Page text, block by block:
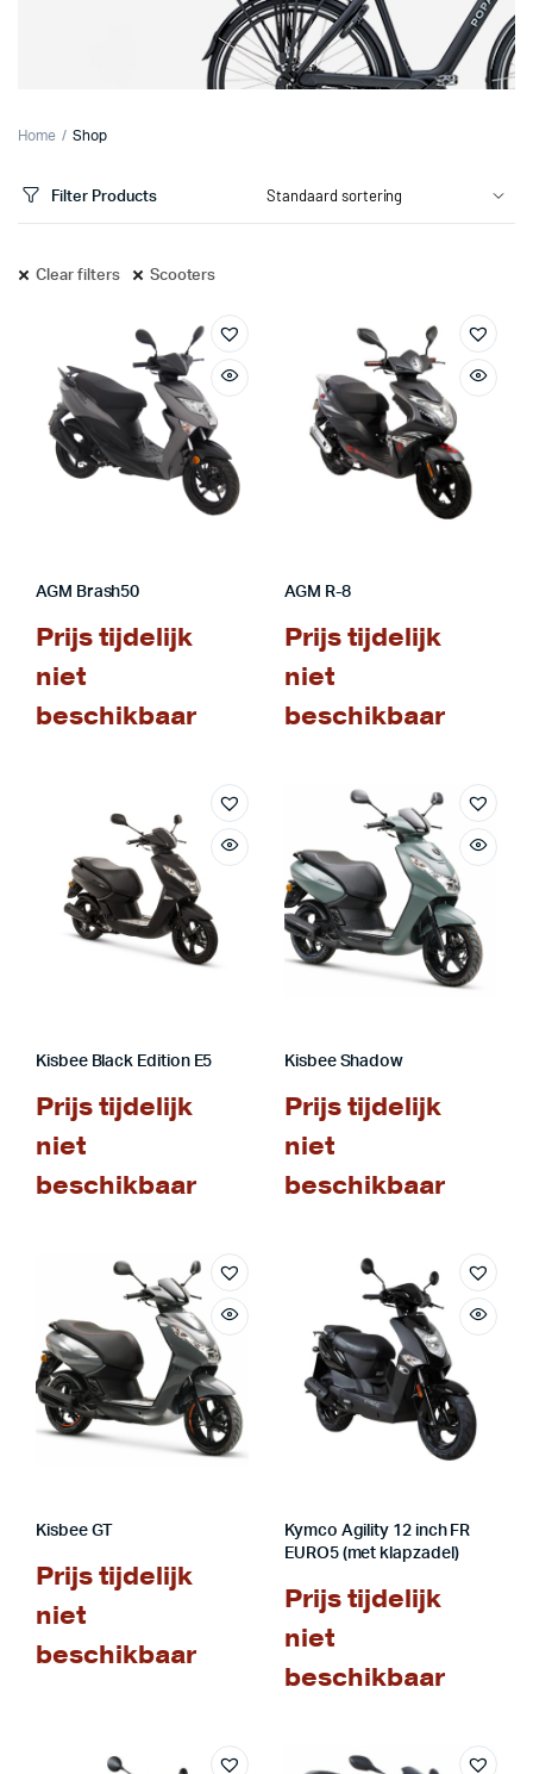
Home Shop
Filter Products
Clear filters Scooters
AGM Brash50
Prijs tijdelijk
niet
beschikbaar
AGM R-8
Prijs tijdelijk
niet
beschikbaar
Kisbee Black Edition E5
Prijs tijdelijk
niet
beschikbaar
Kisbee Shadow
Prijs tijdelijk
niet
beschikbaar
Kisbee GT
Prijs tijdelijk
niet
beschikbaar
Kymco Agility 12 inch FR
EURO5 (met klapzadel)
Prijs tijdelijk
niet
beschikbaar